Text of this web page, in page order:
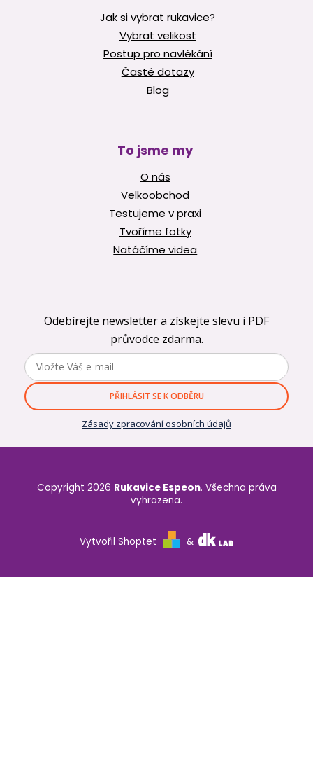
Jak si vybrat rukavice?
Vybrat velikost
Postup pro navlékání
Časté dotazy
Blog
To jsme my
O nás
Velkoobchod
Testujeme v praxi
Tvoříme fotky
Natáčíme videa
Odebírejte newsletter a získejte slevu i PDF
průvodce zdarma.
PŘIHLÁSIT SE K ODBĚRU
Zásady zpracování osobních údajů
Vytvořil Shoptet &
Copyright 2026 Rukavice Espeon. Všechna práva
vyhrazena.